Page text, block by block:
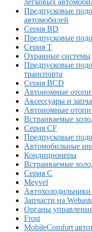
Предпусковые
автомобилей
Серия BD
Предпусковые
Серия T
Охранные системы
Предпусковые
транспорта
Серия BCD
Автономные
Аксессуары и
Автономные
Встраиваемые
Серия CF
Предпусковые
Автомобильные
Кондиционеры
Встраиваемые
Серия C
Meyvel
Запчасти на
Органы
Frost
MobileComfort